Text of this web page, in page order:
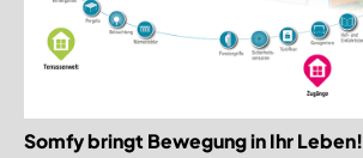
Somfy bringt Bewegung in Ihr Leben!